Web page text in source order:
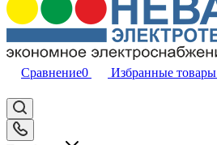
Сравнение0 Избранные товары